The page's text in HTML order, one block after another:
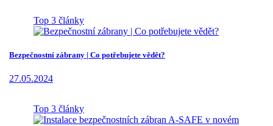
Top 3 články
Bezpečnostní zábrany | Co potřebujete vědět?
27.05.2024
Top 3 články